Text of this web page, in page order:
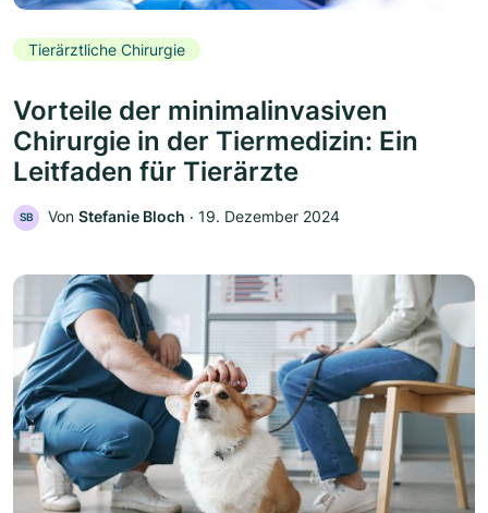
Tierärztliche Chirurgie
Vorteile der minimalinvasiven
Chirurgie in der Tiermedizin: Ein
Leitfaden für Tierärzte
SB Von Stefanie Bloch ‧ 19. Dezember 2024